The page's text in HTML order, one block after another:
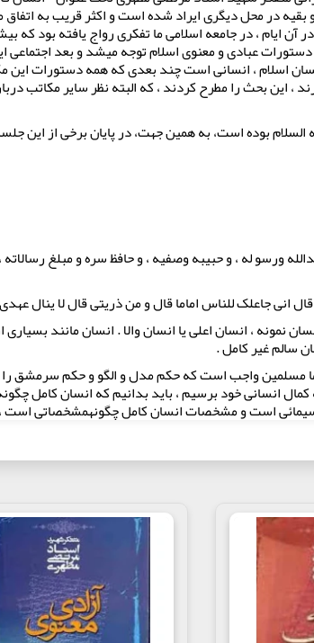
در محل دیگری ایراد شده است و اکثر قریب به‏ اتفاق
ایام ، در جامعه اسلامی ما تفکری رواج یافته بود که
دستورات عبادی و معنوی اسلام توجه می‏شد و بعد
اسلام ، انسانی است چند بعدی که همه‏ دستورات این
، این‏ بحث را مطرح کردند ، که البته نظر سایر مکاتب
السلام بوده است، به همین جهت، در پایان برخی از
ورسو له ، و حبیبه وصفیه ، و حافظ سره و مبلغ رسالاته
انی جاعلک للناس‏ اماما قال و من ذریتی قال لا ینال
، انسان اعلی یا انسان والا . انسان مانند
سالم غیر کامل .
ما مسلمین واجب است که‏ حکم مدل و الگو و حکم سرمشق
انسانی خود برسیم ، باید بدانیم که انسان کامل
است و مشخصات انسان کامل چگونه‏مشخصاتی است ،
یا کامل باشیم و به تعبیر دیگر، یک انسان ولو کامل
قرآن در درجه اول و سنت در درجه دوم انسان کامل
به هر حال معلوم است‏ که ( مسلمان کامل ) ، یعنی
یا سنت ، انسان کامل را با چه مشخصاتی بیان کرده‏اند
.
سنت چه آمده است ، بلکه از این راه است که افرادی
، چون انسان کامل اسلامی‏ فقط یک انسان ایده‏آلی
وجود پیدا کرده است .
از انسان کامل اسلام است . شناخت علی ، شناخت